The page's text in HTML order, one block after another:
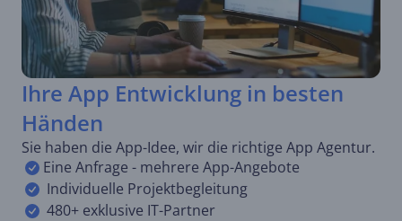
Ihre App Entwicklung in besten
Händen
Sie haben die App-Idee, wir die richtige App Agentur.
Eine Anfrage - mehrere App-Angebote
Individuelle Projektbegleitung
480+ exklusive IT-Partner